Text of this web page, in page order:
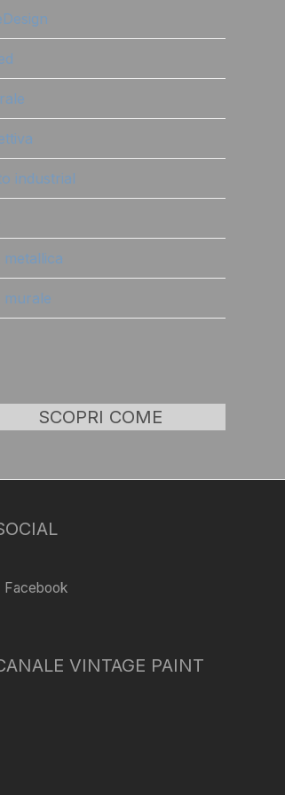
industrial
murale
SCOPRI COME
Facebook
VINTAGE PAINT